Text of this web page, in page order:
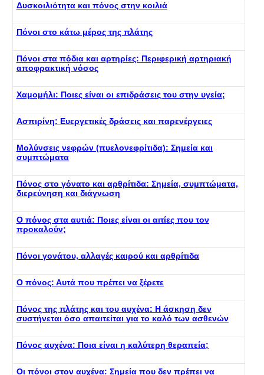
Δυσκοιλιότητα και πόνος στην κοιλιά
Πόνοι στο κάτω μέρος της πλάτης
Πόνοι στα πόδια και αρτηρίες: Περιφερική αρτηριακή
αποφρακτική νόσος
Χαμομήλι: Ποιες είναι οι επιδράσεις του στην υγεία;
Ασπιρίνη: Ευεργετικές δράσεις και παρενέργειες
Μολύνσεις νεφρών (πυελονεφρίτιδα): Σημεία και
συμπτώματα
Πόνος στο γόνατο και αρθρίτιδα: Σημεία, συμπτώματα,
διερεύνηση και διάγνωση
Ο πόνος στα αυτιά: Ποιες είναι οι αιτίες που τον
προκαλούν;
Πόνοι γονάτου, αλλαγές καιρού και αρθρίτιδα
Ο πόνος: Αυτά που πρέπει να ξέρετε
Πόνος της πλάτης και του αυχένα: Η άσκηση δεν
συστήνεται όσο απαιτείται για το καλό των ασθενών
Πόνος αυχένα: Ποια είναι η καλύτερη θεραπεία;
Οι πόνοι στον αυχένα: Σημεία που δεν πρέπει να